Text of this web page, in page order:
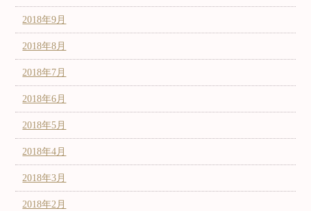
2018年9月
2018年8月
2018年7月
2018年6月
2018年5月
2018年4月
2018年3月
2018年2月